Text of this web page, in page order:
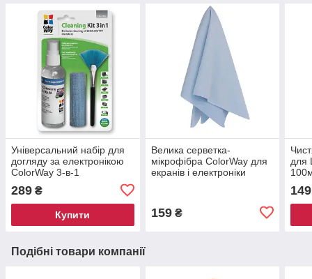
Універсальний набір для
догляду за електронікою
ColorWay 3-в-1
289 ₴
Купити
Велика серветка-
мікрофібра ColorWay для
екранів і електроніки
159₴
для
149
Подібні товари компанії